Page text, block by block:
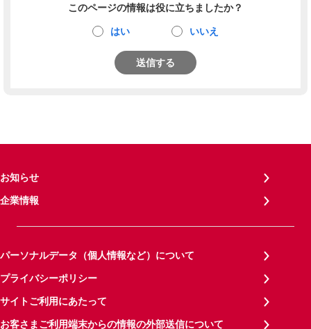
このページの情報は役に立ちましたか？
はい いいえ
送信する
お知らせ
企業情報
パーソナルデータ（個人情報など）について
プライバシーポリシー
サイトご利用にあたって
お客さまご利用端末からの情報の外部送信について